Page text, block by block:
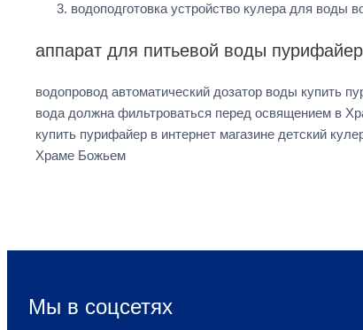
водоподготовка устройство кулера для воды
аппарат для питьевой воды
водопровод автоматический дозатор воды купить
вода должна фильтроваться перед освящением в
купить пурифайер в интернет магазине детский
Храме Божьем
Мы в соцсетях